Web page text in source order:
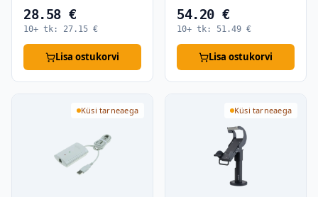
28.58 €
10+ tk: 27.15 €
Lisa ostukorvi
54.20 €
10+ tk: 51.49 €
Lisa ostukorvi
Küsi tarneaega Küsi tarneaega